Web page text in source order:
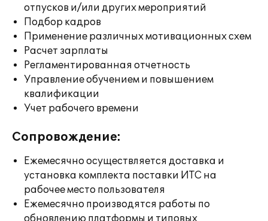
отпусков и/или других мероприятий
Подбор кадров
Применение различных мотивационных схем
Расчет зарплаты
Регламентированная отчетность
Управление обучением и повышением
квалификации
Учет рабочего времени
Сопровождение:
Ежемесячно осуществляется доставка и
установка комплекта поставки ИТС на
рабочее место пользователя
Ежемесячно производятся работы по
обновлению платформы и типовых